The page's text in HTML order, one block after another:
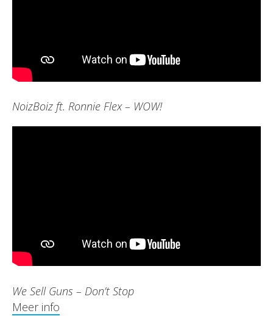
NoizBoiz ft. Ronnie Flex – WOW!
We Sell Guns – Don’t Stop
Meer info